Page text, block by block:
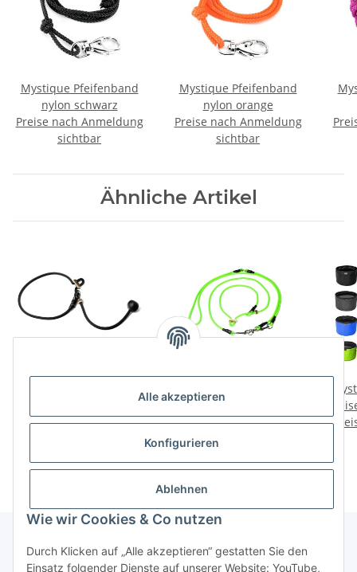
Alle akzeptieren
Konfigurieren
Ablehnen
Wie wir Cookies & Co nutzen
Durch Klicken auf „Alle akzeptieren“ gestatten Sie den
Einsatz folgender Dienste auf unserer Website: YouTube,
Mystique Pfeifenband
nylon schwarz
Preise nach Anmeldung
sichtbar
Mystique Pfeifenband
nylon orange
Preise nach Anmeldung
sichtbar
Ähnliche Artikel
Zugbegrenzung
Preise nach Anmeldung
Umhängeleine 6mm mit
Zugbegrenzung
Preise nach Anmeldung
sichtbar